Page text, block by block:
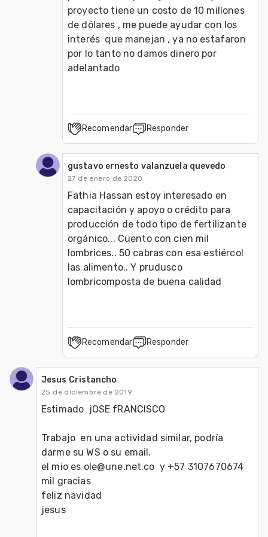
proyecto tiene un costo de 10 millones
de dólares , me puede ayudar con los
interés  que manejan , ya no estafaron
por lo tanto no damos dinero por
adelantado
Recomendar Responder
gustavo ernesto valanzuela quevedo
27 de enero de 2020
Fathia Hassan estoy interesado en
capacitación y apoyo o crédito para
producción de todo tipo de fertilizante
orgánico... Cuento con cien mil
lombrices.. 50 cabras con esa estiércol
las alimento.. Y prudusco
lombricomposta de buena calidad
Recomendar Responder
Jesus Cristancho
25 de diciembre de 2019
Estimado  jOSE fRANCISCO
Trabajo  en una actividad similar, podría
darme su WS o su email.
el mio es ole@une.net.co  y +57 3107670674
mil gracias
feliz navidad
jesus